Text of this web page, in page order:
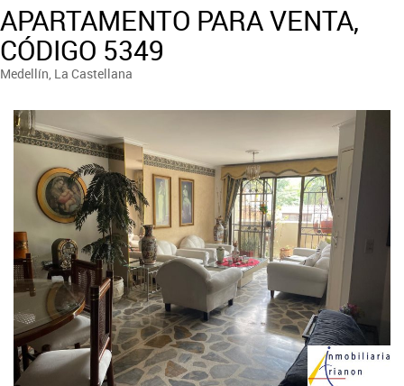
APARTAMENTO PARA VENTA,
CÓDIGO 5349
Medellín, La Castellana